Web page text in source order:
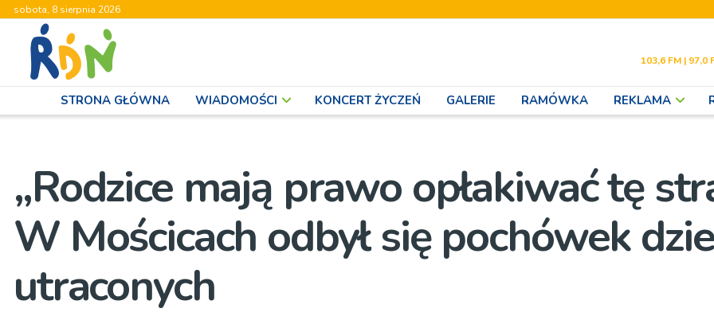
sobota, 8 sierpnia 2026
103,6 FM | 97,0
STRONA GŁÓWNA WIADOMOŚCI KONCERT ŻYCZEŃ GALERIE RAMÓWKA REKLAMA
„Rodzice mają prawo opłakiwać tę
W Mościcach odbył się pochówek
utraconych